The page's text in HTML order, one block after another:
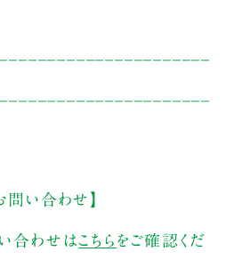
問い合わせ】
合わせはこちら をご確認くだ